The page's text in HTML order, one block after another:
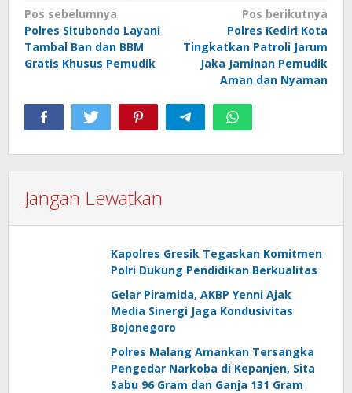
Navigasi
pos
Pos sebelumnya
Polres Situbondo Layani
Tambal Ban dan BBM
Gratis Khusus Pemudik
Pos berikutnya
Polres Kediri Kota
Tingkatkan Patroli Jarum
Jaka Jaminan Pemudik
Aman dan Nyaman
Jangan Lewatkan
Kapolres Gresik Tegaskan Komitmen
Polri Dukung Pendidikan Berkualitas
Gelar Piramida, AKBP Yenni Ajak
Media Sinergi Jaga Kondusivitas
Bojonegoro
Polres Malang Amankan Tersangka
Pengedar Narkoba di Kepanjen, Sita
Sabu 96 Gram dan Ganja 131 Gram